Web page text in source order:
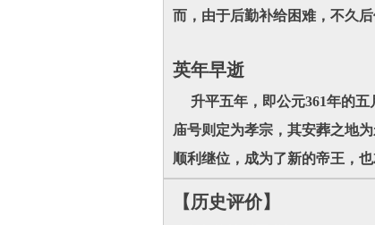
而，由于后勤补给困难，不久
英年早逝
升平五年，即公元361年的五
庙号则定为孝宗，其安葬之地
顺利继位，成为了新的帝王，也
【历史评价】